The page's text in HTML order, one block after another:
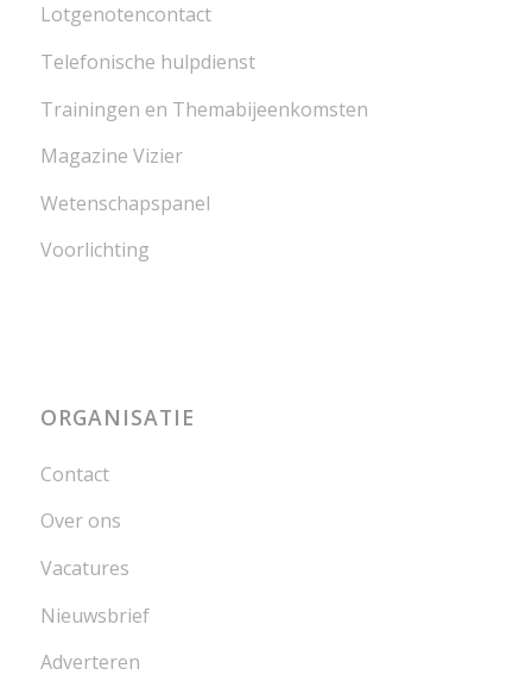
Lotgenotencontact
Telefonische hulpdienst
Trainingen en Themabijeenkomsten
Magazine Vizier
Wetenschapspanel
Voorlichting
ORGANISATIE
Contact
Over ons
Vacatures
Nieuwsbrief
Adverteren